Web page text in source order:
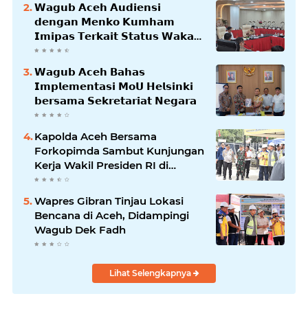
𝗪𝗮𝗴𝘂𝗯 𝗔𝗰𝗲𝗵 𝗔𝘂𝗱𝗶𝗲𝗻𝘀𝗶
𝗱𝗲𝗻𝗴𝗮𝗻 𝗠𝗲𝗻𝗸𝗼 𝗞𝘂𝗺𝗵𝗮𝗺
𝗜𝗺𝗶𝗽𝗮𝘀 𝗧𝗲𝗿𝗸𝗮𝗶𝘁 𝗦𝘁𝗮𝘁𝘂𝘀 𝗪𝗮𝗸𝗮𝗳
𝗕𝗹𝗮𝗻𝗴𝗽𝗮𝗱𝗮𝗻𝗴
𝗪𝗮𝗴𝘂𝗯 𝗔𝗰𝗲𝗵 𝗕𝗮𝗵𝗮𝘀
𝗜𝗺𝗽𝗹𝗲𝗺𝗲𝗻𝘁𝗮𝘀𝗶 𝗠𝗼𝗨 𝗛𝗲𝗹𝘀𝗶𝗻𝗸𝗶
𝗯𝗲𝗿𝘀𝗮𝗺𝗮 𝗦𝗲𝗸𝗿𝗲𝘁𝗮𝗿𝗶𝗮𝘁 𝗡𝗲𝗴𝗮𝗿𝗮
Kapolda Aceh Bersama
Forkopimda Sambut Kunjungan
Kerja Wakil Presiden RI di
Kabupaten Bireuen
Wapres Gibran Tinjau Lokasi
Bencana di Aceh, Didampingi
Wagub Dek Fadh
Lihat Selengkapnya